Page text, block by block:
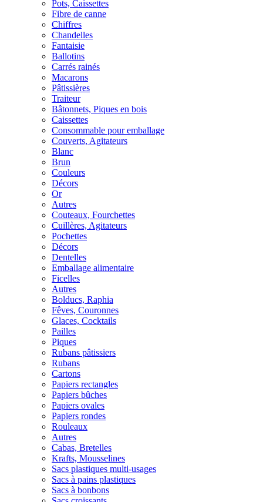
Pots, Caissettes
Fibre de canne
Chiffres
Chandelles
Fantaisie
Ballotins
Carrés rainés
Macarons
Pâtissières
Traiteur
Bâtonnets, Piques en bois
Caissettes
Consommable pour emballage
Couverts, Agitateurs
Blanc
Brun
Couleurs
Décors
Or
Autres
Couteaux, Fourchettes
Cuillères, Agitateurs
Pochettes
Décors
Dentelles
Emballage alimentaire
Ficelles
Autres
Bolducs, Raphia
Fêves, Couronnes
Glaces, Cocktails
Pailles
Piques
Rubans pâtissiers
Rubans
Cartons
Papiers rectangles
Papiers bûches
Papiers ovales
Papiers rondes
Rouleaux
Autres
Cabas, Bretelles
Krafts, Mousselines
Sacs plastiques multi-usages
Sacs à pains plastiques
Sacs à bonbons